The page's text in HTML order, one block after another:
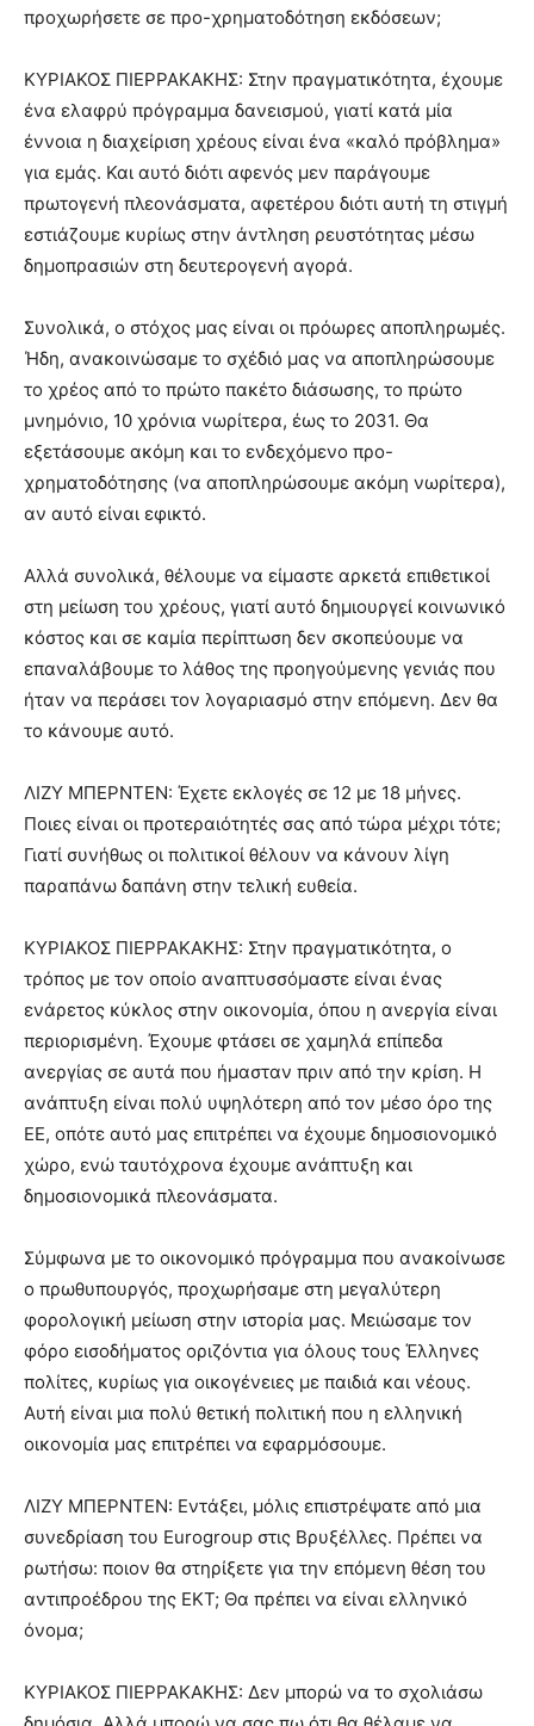
προχωρήσετε σε προ-χρηματοδότηση εκδόσεων;
ΚΥΡΙΑΚΟΣ ΠΙΕΡΡΑΚΑΚΗΣ: Στην πραγματικότητα, έχουμε
ένα ελαφρύ πρόγραμμα δανεισμού, γιατί κατά μία
έννοια η διαχείριση χρέους είναι ένα «καλό πρόβλημα»
για εμάς. Και αυτό διότι αφενός μεν παράγουμε
πρωτογενή πλεονάσματα, αφετέρου διότι αυτή τη στιγμή
εστιάζουμε κυρίως στην άντληση ρευστότητας μέσω
δημοπρασιών στη δευτερογενή αγορά.
Συνολικά, ο στόχος μας είναι οι πρόωρες αποπληρωμές.
Ήδη, ανακοινώσαμε το σχέδιό μας να αποπληρώσουμε
το χρέος από το πρώτο πακέτο διάσωσης, το πρώτο
μνημόνιο, 10 χρόνια νωρίτερα, έως το 2031. Θα
εξετάσουμε ακόμη και το ενδεχόμενο προ-
χρηματοδότησης (να αποπληρώσουμε ακόμη νωρίτερα),
αν αυτό είναι εφικτό.
Αλλά συνολικά, θέλουμε να είμαστε αρκετά επιθετικοί
στη μείωση του χρέους, γιατί αυτό δημιουργεί κοινωνικό
κόστος και σε καμία περίπτωση δεν σκοπεύουμε να
επαναλάβουμε το λάθος της προηγούμενης γενιάς που
ήταν να περάσει τον λογαριασμό στην επόμενη. Δεν θα
το κάνουμε αυτό.
ΛΙΖΥ ΜΠΕΡΝΤΕΝ: Έχετε εκλογές σε 12 με 18 μήνες.
Ποιες είναι οι προτεραιότητές σας από τώρα μέχρι τότε;
Γιατί συνήθως οι πολιτικοί θέλουν να κάνουν λίγη
παραπάνω δαπάνη στην τελική ευθεία.
ΚΥΡΙΑΚΟΣ ΠΙΕΡΡΑΚΑΚΗΣ: Στην πραγματικότητα, ο
τρόπος με τον οποίο αναπτυσσόμαστε είναι ένας
ενάρετος κύκλος στην οικονομία, όπου η ανεργία είναι
περιορισμένη. Έχουμε φτάσει σε χαμηλά επίπεδα
ανεργίας σε αυτά που ήμασταν πριν από την κρίση. Η
ανάπτυξη είναι πολύ υψηλότερη από τον μέσο όρο της
ΕΕ, οπότε αυτό μας επιτρέπει να έχουμε δημοσιονομικό
χώρο, ενώ ταυτόχρονα έχουμε ανάπτυξη και
δημοσιονομικά πλεονάσματα.
Σύμφωνα με το οικονομικό πρόγραμμα που ανακοίνωσε
ο πρωθυπουργός, προχωρήσαμε στη μεγαλύτερη
φορολογική μείωση στην ιστορία μας. Μειώσαμε τον
φόρο εισοδήματος οριζόντια για όλους τους Έλληνες
πολίτες, κυρίως για οικογένειες με παιδιά και νέους.
Αυτή είναι μια πολύ θετική πολιτική που η ελληνική
οικονομία μας επιτρέπει να εφαρμόσουμε.
ΛΙΖΥ ΜΠΕΡΝΤΕΝ: Εντάξει, μόλις επιστρέψατε από μια
συνεδρίαση του Eurogroup στις Βρυξέλλες. Πρέπει να
ρωτήσω: ποιον θα στηρίξετε για την επόμενη θέση του
αντιπροέδρου της ΕΚΤ; Θα πρέπει να είναι ελληνικό
όνομα;
ΚΥΡΙΑΚΟΣ ΠΙΕΡΡΑΚΑΚΗΣ: Δεν μπορώ να το σχολιάσω